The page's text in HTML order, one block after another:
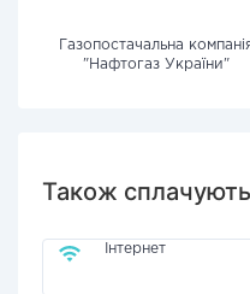
Газопостачальна
"Нафтогаз України"
Також
Інтернет